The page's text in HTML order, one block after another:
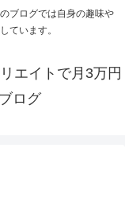
ブログでは自身の趣味や
ています。
エイトで月3万円
ログ